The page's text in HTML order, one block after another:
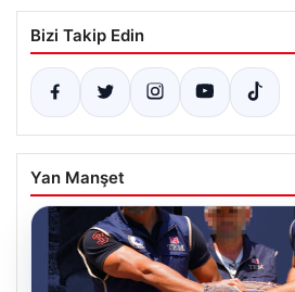
Bizi Takip Edin
Yan Manşet